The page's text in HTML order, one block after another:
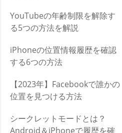
YouTubeの年齢制限を解除す
る5つの方法を解説
iPhoneの位置情報履歴を確認
する6つの方法
【2023年】Facebookで誰かの
位置を見つける方法
シークレットモードとは？
Android＆iPhoneで履歴を確